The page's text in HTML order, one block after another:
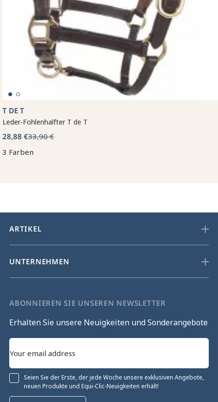
T DE T
Leder-Fohlenhalfter T de T
28,88 €33,90 €
3 Farben
ARTIKEL
UNTERNEHMEN
ABONNIEREN SIE UNSEREN NEWSLETTER
Erhalten Sie unsere Neuigkeiten und Sonderangebote
Seien Sie der Erste, der jede Woche unsere exklusiven Angebote,
neuen Produkte und Equi-Clic-Neuigkeiten erhält!